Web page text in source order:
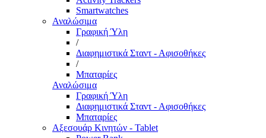
Smartwatches
Αναλώσιμα
Γραφική Ύλη
/
Διαφημιστικά Σταντ - Αφισοθήκες
/
Μπαταρίες
Αναλώσιμα
Γραφική Ύλη
Διαφημιστικά Σταντ - Αφισοθήκες
Μπαταρίες
Αξεσουάρ Κινητών - Tablet